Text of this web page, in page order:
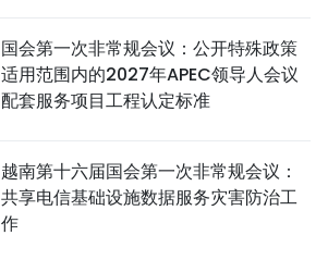
国会第一次非常规会议：公开特殊政策
适用范围内的2027年APEC领导人会议
配套服务项目工程认定标准
越南第十六届国会第一次非常规会议：
共享电信基础设施数据服务灾害防治工
作